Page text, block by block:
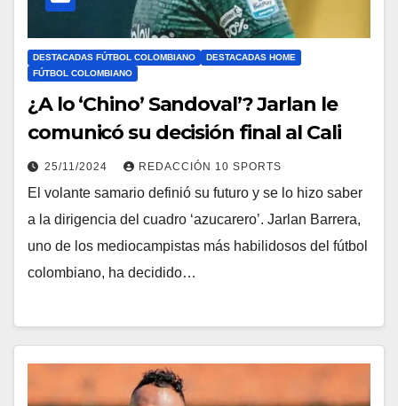
DESTACADAS FÚTBOL COLOMBIANO
DESTACADAS HOME
FÚTBOL COLOMBIANO
¿A lo ‘Chino’ Sandoval’? Jarlan le
comunicó su decisión final al Cali
25/11/2024 REDACCIÓN 10 SPORTS
El volante samario definió su futuro y se lo hizo saber
a la dirigencia del cuadro ‘azucarero’. Jarlan Barrera,
uno de los mediocampistas más habilidosos del fútbol
colombiano, ha decidido…